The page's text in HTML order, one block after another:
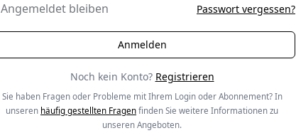
Angemeldet bleiben Passwort vergessen?
Noch kein Konto? Registrieren
Sie haben Fragen oder Probleme mit Ihrem Login oder Abonnement? In
unseren häufig gestellten Fragen finden Sie weitere Informationen zu
unseren Angeboten.